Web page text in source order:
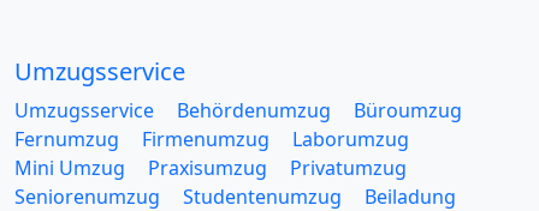
Umzugsservice
Umzugsservice Behördenumzug
Büroumzug
Fernumzug
Firmenumzug
Laborumzug
Mini Umzug
Praxisumzug
Privatumzug
Seniorenumzug
Studentenumzug
Beiladung